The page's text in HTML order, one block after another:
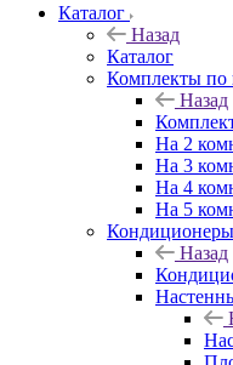
Каталог
Назад
Каталог
Комплекты по
Назад
На 2
На 3
На 4
На 5
Кондиционеры
Назад